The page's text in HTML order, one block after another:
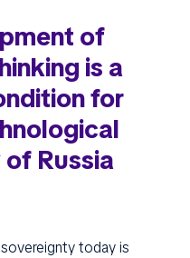
of
is a
for
Russia
today is